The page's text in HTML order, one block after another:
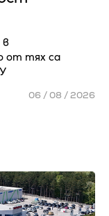
в
от тях са
06 / 08 / 2026